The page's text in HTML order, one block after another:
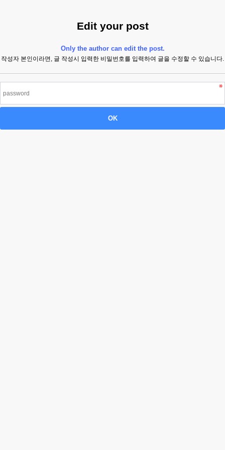
Edit your post
Only the author can edit the post.
작성자 본인이라면, 글 작성시 입력한 비밀번호를 입력하여 글을 수정할 수 있습니다.